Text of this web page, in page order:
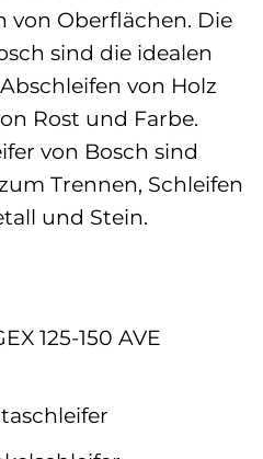
von Oberflächen. Die
sind die idealen
von Holz
Rost und Farbe.
von Bosch sind
Trennen, Schleifen
und Stein.
125-150 AVE